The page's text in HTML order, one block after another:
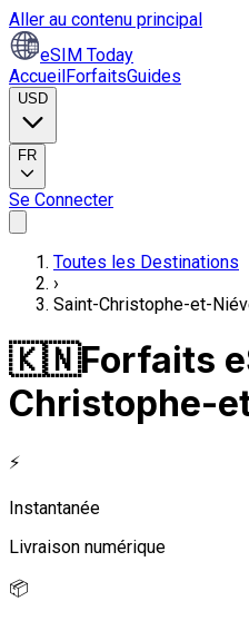
Aller au contenu principal
eSIM Today
AccueilForfaitsGuides
USD
FR
Se Connecter
Toutes les Destinations
›
Saint-Christophe-et-
🇰🇳Forfaits
Christophe-
⚡
Instantanée
Livraison numérique
📦